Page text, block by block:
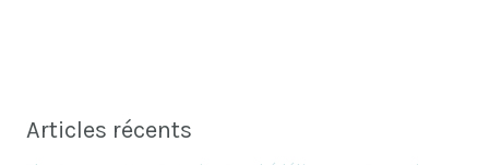
Articles récents